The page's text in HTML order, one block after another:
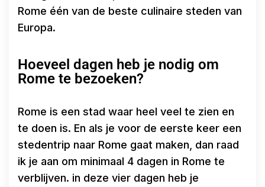
Rome één van de beste culinaire steden van
Europa.
Hoeveel dagen heb je nodig om
Rome te bezoeken?
Rome is een stad waar heel veel te zien en
te doen is. En als je voor de eerste keer een
stedentrip naar Rome gaat maken, dan raad
ik je aan om minimaal 4 dagen in Rome te
verblijven. in deze vier dagen heb je